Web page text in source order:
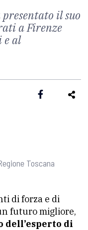
il suo
a Firenze
e al
Toscana
di forza e di
futuro migliore,
dell’esperto di